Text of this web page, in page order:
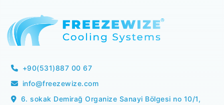
+90(531)887 00 67
info@freezewize.com
6. sokak Demirağ Organize Sanayi Bölgesi no 10/1,